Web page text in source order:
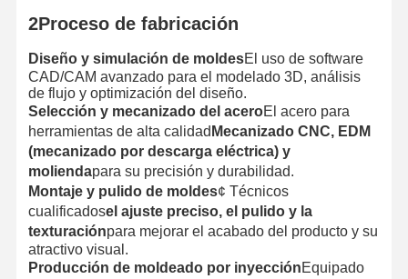
2Proceso de fabricación
Diseño y simulación de moldesEl uso de software
CAD/CAM avanzado para el modelado 3D, análisis
de flujo y optimización del diseño.
Selección y mecanizado del aceroEl acero para
herramientas de alta calidad Mecanizado CNC, EDM
(mecanizado por descarga eléctrica) y
moliendapara su precisión y durabilidad.
Montaje y pulido de moldes¢ Técnicos
cualificadosel ajuste preciso, el pulido y la
texturaciónpara mejorar el acabado del producto y su
atractivo visual.
Producción de moldeado por inyecciónEquipado